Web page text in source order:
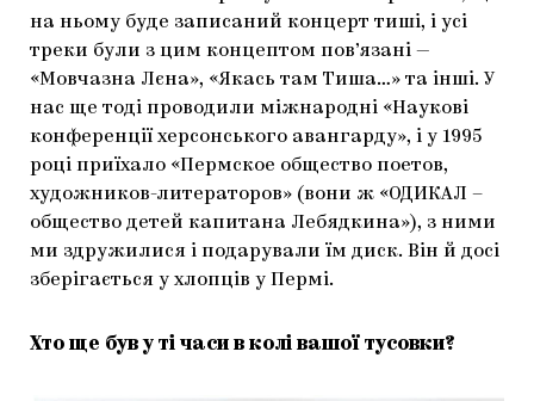
на ньому буде записаний концерт тиші, і усі
треки були з цим концептом пов’язані —
«Мовчазна Лєна», «Якась там Тиша…» та інші. У
нас ще тоді проводили міжнародні «Наукові
конференції херсонського авангарду», і у 1995
році приїхало «Пермское общество поетов,
художников-литераторов» (вони ж «ОДИКАЛ –
общество детей капитана Лебядкина»), з ними
ми здружилися і подарували їм диск. Він й досі
зберігається у хлопців у Пермі.
Хто ще був у ті часи в колі вашої тусовки?